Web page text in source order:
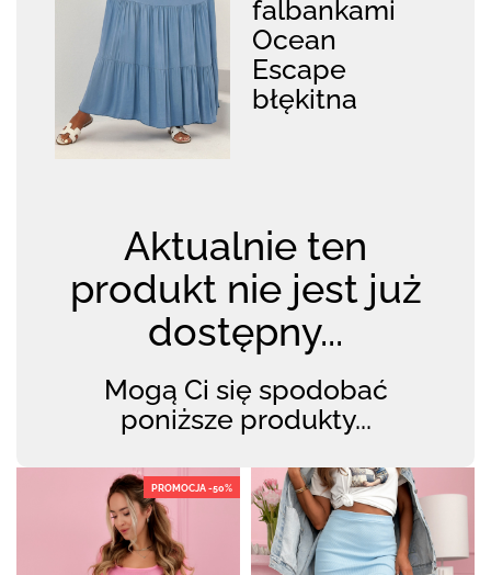
falbankami
Ocean
Escape
błękitna
Aktualnie ten
produkt nie jest już
dostępny...
Mogą Ci się spodobać
poniższe produkty...
PROMOCJA -50%